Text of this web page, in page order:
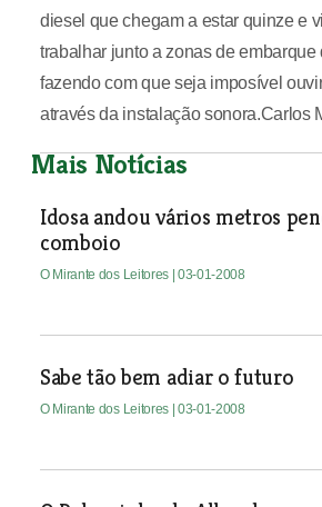
diesel que chegam a estar quinze e
trabalhar junto a zonas de
fazendo com que seja imposível
através da instalação sonora.Carlos
Mais Notícias
Idosa andou vários metros
comboio
O Mirante dos Leitores | 03-01-2008
Sabe tão bem adiar o futuro
O Mirante dos Leitores | 03-01-2008